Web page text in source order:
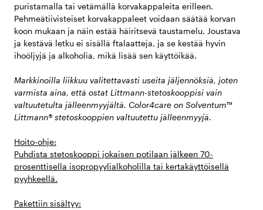
puristamalla tai vetämällä korvakappaleita erilleen.
Pehmeätiivisteiset korvakappaleet voidaan säätää korvan
koon mukaan ja näin estää häiritsevä taustamelu. Joustava
ja kestävä letku ei sisällä ftalaatteja, ja se kestää hyvin
ihoöljyjä ja alkoholia, mikä lisää sen käyttöikää.
Markkinoilla liikkuu valitettavasti useita jäljennöksiä, joten
varmista aina, että ostat Littmann-stetoskooppisi vain
valtuutetulta jälleenmyyjältä. Color4care on Solventum™
Littmann® stetoskooppien valtuutettu jälleenmyyjä.
Hoito-ohje:
Puhdista stetoskooppi jokaisen potilaan jälkeen 70-
prosenttisella isopropyylialkoholilla tai kertakäyttöisellä
pyyhkeellä.
Pakettiin sisältyy: